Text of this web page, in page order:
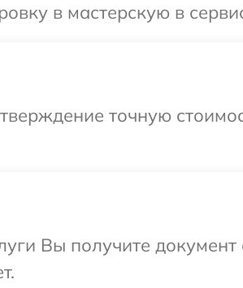
в мастерскую в
точную
Вы получите